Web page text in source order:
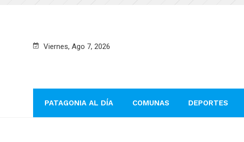
Viernes, Ago 7, 2026
PATAGONIA AL DÍA COMUNAS DEPORTES